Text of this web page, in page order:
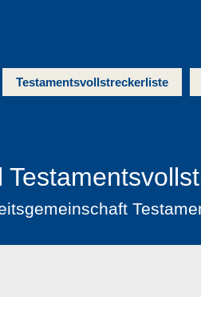
Testamentsvollstreckerliste